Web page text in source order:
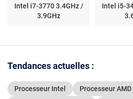
Intel i7-3770 3.4GHz /
3.9GHz
Intel i5-
Tendances actuelles :
Processeur Intel
Processeur AMD